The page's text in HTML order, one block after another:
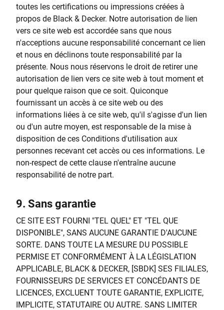
toutes les certifications ou impressions créées à
propos de Black & Decker. Notre autorisation de lien
vers ce site web est accordée sans que nous
n'acceptions aucune responsabilité concernant ce lien
et nous en déclinons toute responsabilité par la
présente. Nous nous réservons le droit de retirer une
autorisation de lien vers ce site web à tout moment et
pour quelque raison que ce soit. Quiconque
fournissant un accès à ce site web ou des
informations liées à ce site web, qu'il s'agisse d'un lien
ou d'un autre moyen, est responsable de la mise à
disposition de ces Conditions d'utilisation aux
personnes recevant cet accès ou ces informations. Le
non-respect de cette clause n'entraîne aucune
responsabilité de notre part.
9. Sans garantie
CE SITE EST FOURNI "TEL QUEL" ET "TEL QUE
DISPONIBLE", SANS AUCUNE GARANTIE D'AUCUNE
SORTE. DANS TOUTE LA MESURE DU POSSIBLE
PERMISE ET CONFORMÉMENT À LA LÉGISLATION
APPLICABLE, BLACK & DECKER, [SBDK] SES FILIALES,
FOURNISSEURS DE SERVICES ET CONCÉDANTS DE
LICENCES, EXCLUENT TOUTE GARANTIE, EXPLICITE,
IMPLICITE, STATUTAIRE OU AUTRE. SANS LIMITER